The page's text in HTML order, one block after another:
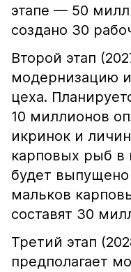
этапе — 50
создано 30
Второй этап
модернизацию и
цеха.
10 миллионов
икринок и
карповых рыб в
будет
мальков
составят 30
Третий этап
предполагает